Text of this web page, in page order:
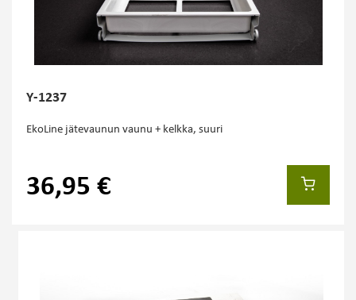
Y-1237
EkoLine jätevaunun vaunu + kelkka, suuri
36,95 €